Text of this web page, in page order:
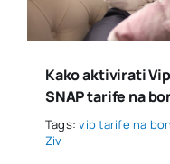
Kako aktivirati
SNAP tarife na
Tags:vip tarife na
Ziv